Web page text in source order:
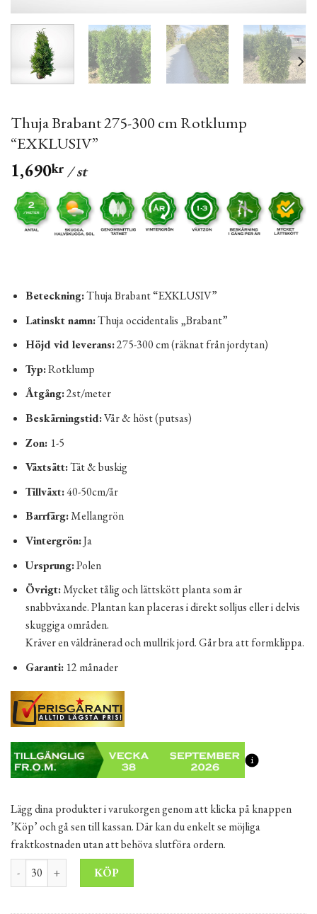
Thuja Brabant 275-300 cm Rotklump
“EXKLUSIV”
1,690kr / st
Beteckning:Thuja Brabant “EXKLUSIV”
Latinskt namn:Thuja occidentalis „Brabant”
Höjd vid leverans:275-300 cm (räknat från jordytan)
Typ:Rotklump
Åtgång:2st/meter
Beskärningstid:Vår & höst (putsas)
Zon: 1-5
Växtsätt:Tät & buskig
Tillväxt:40-50cm/år
Barrfärg:Mellangrön
Vintergrön:Ja
Ursprung:Polen
Övrigt:Mycket tålig och lättskött planta som är
snabbväxande. Plantan kan placeras i direkt solljus eller i delvis
skuggiga områden.
Kräver en väldränerad och mullrik jord. Går bra att formklippa.
Garanti:12 månader
Lägg dina produkter i varukorgen genom att klicka på knappen
’Köp’ och gå sen till kassan. Där kan du enkelt se möjliga
fraktkostnaden utan att behöva slutföra ordern.
Thuja Brabant 275-300 cm Rotklump "EXKLUSIV" mängd
KÖP